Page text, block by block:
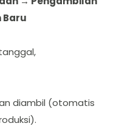
Baru
diambil (otomatis